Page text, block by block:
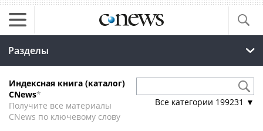
Разделы
Индексная книга (каталог)
CNews*
Получите все материалы
CNews по ключевому слову
Все категории 199231 ▼